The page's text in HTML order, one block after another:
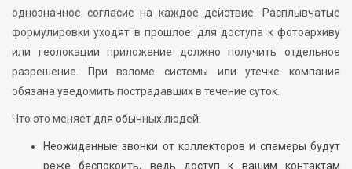
однозначное согласие на каждое действие. Расплывчатые
формулировки уходят в прошлое: для доступа к фотоархиву
или геолокации приложение должно получить отдельное
разрешение. При взломе системы или утечке компания
обязана уведомить пострадавших в течение суток.
Что это меняет для обычных людей:
Неожиданные звонки от коллекторов и спамеры будут
реже беспокоить, ведь доступ к вашим контактам